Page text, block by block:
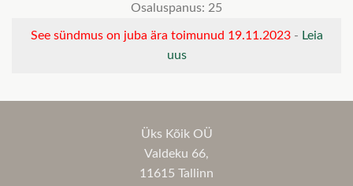
Osaluspanus: 25
See sündmus on juba ära toimunud 19.11.2023- Leia
uus
Üks Kõik OÜ
Valdeku 66,
11615 Tallinn